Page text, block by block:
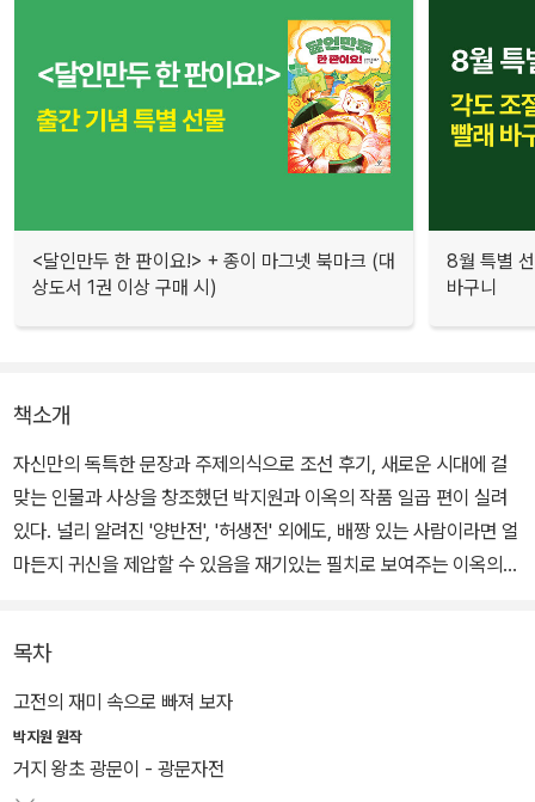
<달인만두 한 판이요!> + 종이 마그넷 북마크 (대
상도서 1권 이상 구매 시)
8월 특별
바구니
책소개
자신만의 독특한 문장과 주제의식으로 조선 후기, 새로운 시대에 걸
맞는 인물과 사상을 창조했던 박지원과 이옥의 작품 일곱 편이 실려
있다. 널리 알려진 '양반전', '허생전' 외에도, 배짱 있는 사람이라면 얼
마든지 귀신을 제압할 수 있음을 재기있는 필치로 보여주는 이옥의
목차
고전의 재미 속으로 빠져 보자
박지원 원작
거지 왕초 광문이 - 광문자전